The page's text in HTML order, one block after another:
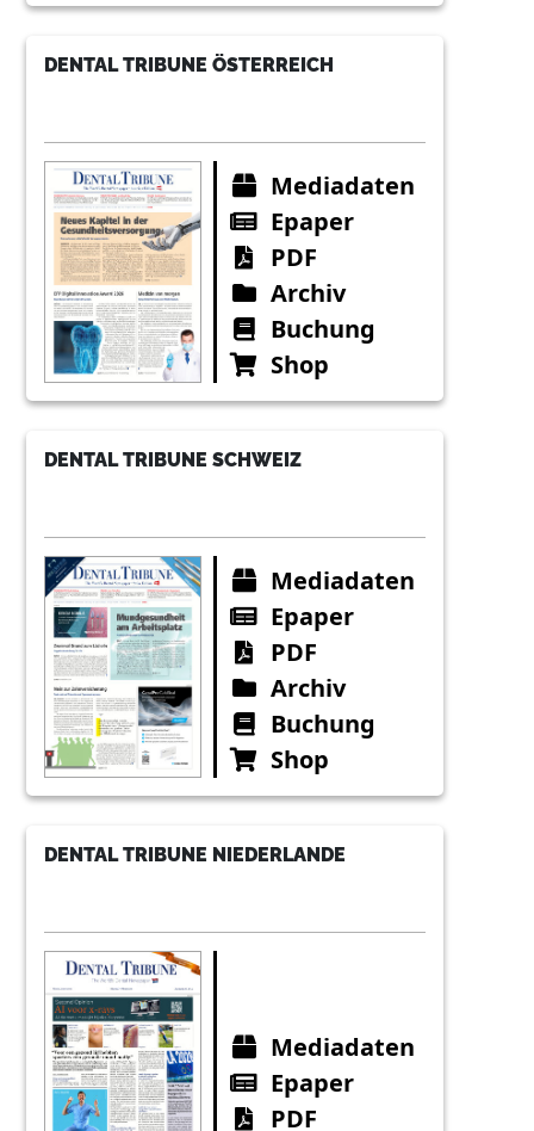
DENTAL TRIBUNE ÖSTERREICH
Mediadaten
Epaper
PDF
Archiv
Buchung
Shop
DENTAL TRIBUNE SCHWEIZ
Mediadaten
Epaper
PDF
Archiv
Buchung
Shop
DENTAL TRIBUNE NIEDERLANDE
Mediadaten
Epaper
PDF